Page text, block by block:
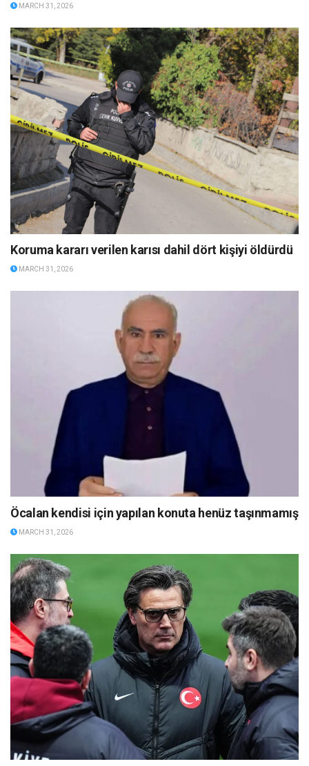
MARCH 31, 2026
Koruma kararı verilen karısı dahil dört kişiyi öldürdü
MARCH 31, 2026
Öcalan kendisi için yapılan konuta henüz taşınmamış
MARCH 31, 2026